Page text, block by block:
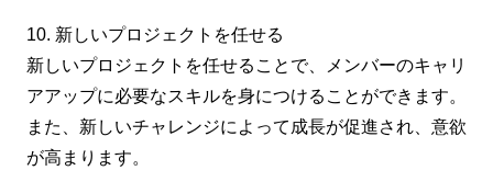
10. 新しいプロジェクトを任せる
新しいプロジェクトを任せることで、メンバーのキャリ
アアップに必要なスキルを身につけることができます。
また、新しいチャレンジによって成長が促進され、意欲
が高まります。